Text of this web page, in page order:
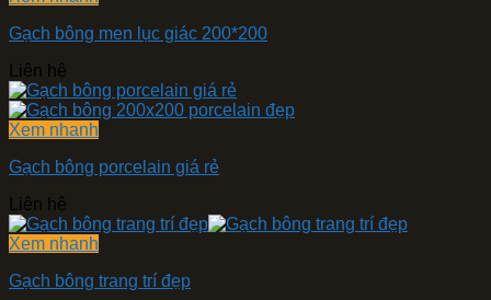
Gạch bông men lục giác 200*200
Liên hệ
Xem nhanh
Gạch bông porcelain giá rẻ
Liên hệ
Xem nhanh
Gạch bông trang trí đẹp